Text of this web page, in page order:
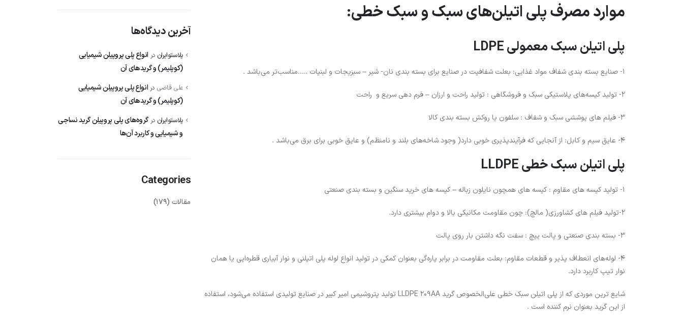
موارد مصرف پلی اتیلن‌های سبک و سبک خطی:
پلی اتیلن سبک معمولی LDPE
1- صنایع بسته بندی شفاف مواد غذایی: بعلت شفافیت در صنایع برای بسته بندی نان- شیر – سبزیجات و لبنیات …..مناسب‌تر می‌باشد .
2- تولید کیسه‌های پلاستیکی سبک و فروشگاهی : تولید راحت و ارزان – فرم دهی سریع و راحت
3- فیلم های پوششی سبک و شفاف : سلفون یا روکش بسته بندی کالا
4- عایق سیم و کابل: از آنجایی که فرآیندپذیری خوبی دارد( وجود شاخه‌های بلند و نامنظم) و عایق خوبی برای برق می‌باشد .
پلی اتیلن سبک خطی LLDPE
1- تولید کیسه های مقاوم : کیسه های همچون نایلون زباله – کیسه های خرید سنگین و بسته بندی صنعتی
2-تولید فیلم های کشاورزی( مالچ): چون مقاومت مکانیکی بالا و دوام بیشتری دارد.
3- بسته بندی صنعتی و پالت پیچ : سفت نگه داشتن بار روی پالت
4- لوله‌های انعطاف پذیر و قطعات مقاوم: بعلت مقاومت در برابر پاره‌گی بعنوان کمکی در تولید انواع لوله پلی اتیلنی و نوار آبیاری قطره‌ایی یا همان
نوار تیپ کاربرد دارد.
شایع ترین موردی که از پلی اتیلن سبک خطی علی‌الخصوص گرید LLDPE 209AA تولید پتروشیمی امیر کبیر در صنایع تولیدی استفاده می‌شود، استفاده
از این گرید بعنوان نرم کننده است .
آخرین دیدگاه‌ها
پلاستوایران درانواع پلی پروپیلن‌ شیمیایی
(کوپلیمر) و گریدهای آن
علی قاضی درانواع پلی پروپیلن‌ شیمیایی
(کوپلیمر) و گریدهای آن
پلاستوایران درگروه‌های پلی پروپیلن‌ گرید نساجی
و شیمیایی و کاربرد آن‌ها
Categories
مقالات (179)